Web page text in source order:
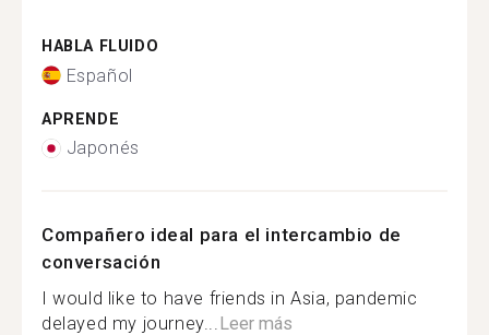
HABLA FLUIDO
Español
APRENDE
Japonés
Compañero ideal para el intercambio de
conversación
I would like to have friends in Asia, pandemic
delayed my journey...Leer más